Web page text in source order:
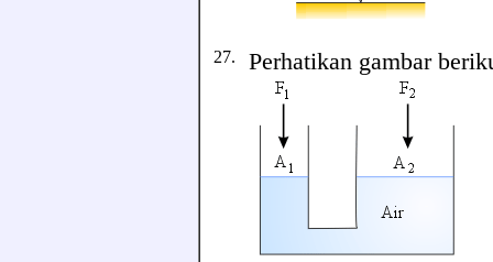
27. Perhatikan gambar